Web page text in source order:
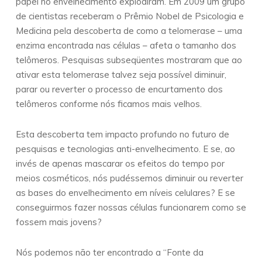
de cientistas receberam o Prêmio Nobel de Psicologia e
Medicina pela descoberta de como a telomerase – uma
enzima encontrada nas células – afeta o tamanho dos
telômeros. Pesquisas subseqüentes mostraram que ao
ativar esta telomerase talvez seja possível diminuir,
parar ou reverter o processo de encurtamento dos
telômeros conforme nós ficamos mais velhos.
Esta descoberta tem impacto profundo no futuro de
pesquisas e tecnologias anti-envelhecimento. E se, ao
invés de apenas mascarar os efeitos do tempo por
meios cosméticos, nós pudéssemos diminuir ou reverter
as bases do envelhecimento em níveis celulares? E se
conseguirmos fazer nossas células funcionarem como se
fossem mais jovens?
Nós podemos não ter encontrado a “Fonte da